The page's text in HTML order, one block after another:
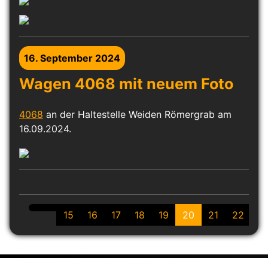
16. September 2024
Wagen 4068 mit neuem Foto
4068 an der Haltestelle Weiden Römergrab am
16.09.2024.
15 16 17 18 19 20 21 22